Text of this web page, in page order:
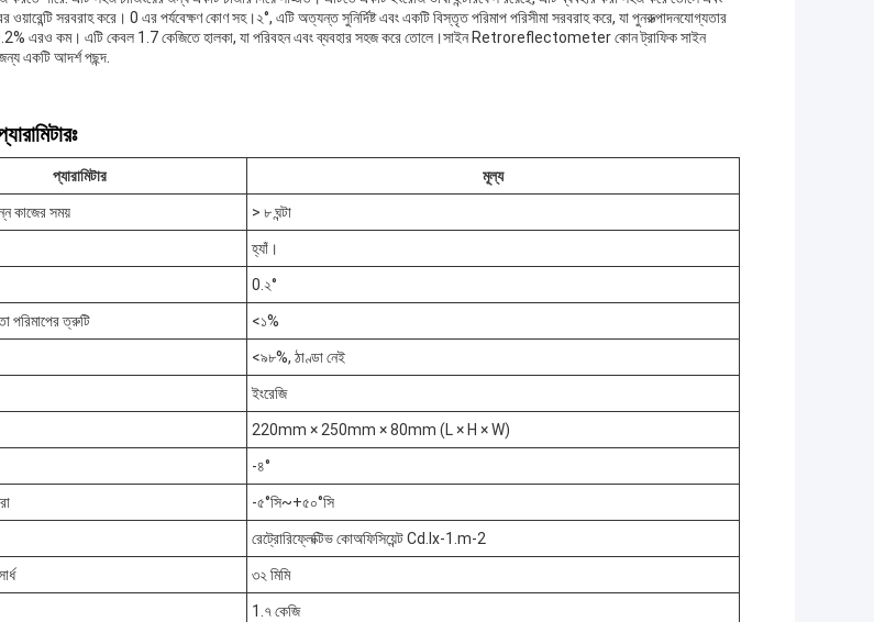
ওয়ারেন্টি সরবরাহ করে। 0 এর পর্যবেক্ষণ কোণ সহ।২°, এটি অত্যন্ত সুনির্দিষ্ট এবং একটি বিস্তৃত পরিমাপ পরিসীমা সরবরাহ করে, যা পুনরুত্পাদনযোগ্যতার
এরও কম। এটি কেবল 1.7 কেজিতে হালকা, যা পরিবহন এবং ব্যবহার সহজ করে তোলে।সাইন Retroreflectometer কোন ট্রাফিক সাইন
একটি আদর্শ পছন্দ.
প্যারামিটার মূল্য
কাজের সময় > ৮ ঘন্টা
হ্যাঁ।
0.২°
পরিমাপের ত্রুটি <১%
<৯৮%, ঠাণ্ডা নেই
ইংরেজি
220mm × 250mm × 80mm (L × H × W)
-৪°
-৫°সি~+৫০°সি
রেট্রোরিফ্লেক্টিভ কোঅফিসিয়েন্ট Cd.lx-1.m-2
৩২ মিমি
1.৭ কেজি